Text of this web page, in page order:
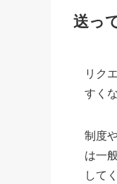
送っ
リク
すく
制度
は一
して